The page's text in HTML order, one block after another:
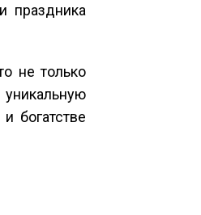
праздника
не только
богатстве